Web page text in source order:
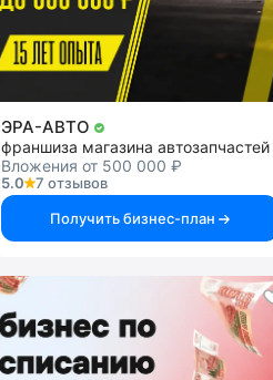
ЭРА-АВТО
франшиза магазина автозапчастей
Вложения от 500 000 ₽
5.0
7 отзывов
Получить бизнес-план